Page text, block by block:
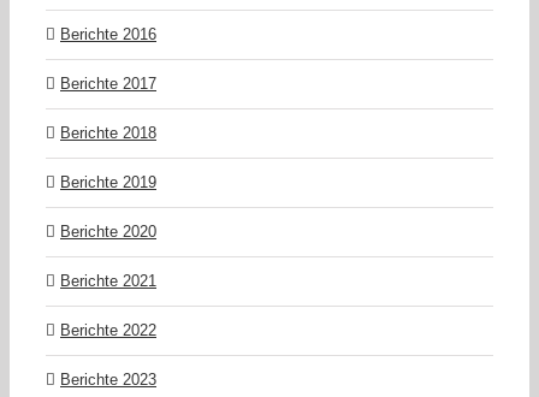
Berichte 2016
Berichte 2017
Berichte 2018
Berichte 2019
Berichte 2020
Berichte 2021
Berichte 2022
Berichte 2023